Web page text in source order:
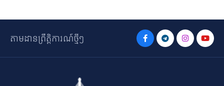
តាមដានព្រឹត្តិការណ៍ថ្មីៗ